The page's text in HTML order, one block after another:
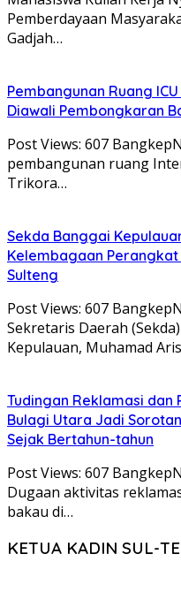
Pemberdayaan
Gadjah…
Pembangunan Ruang
Diawali Pembongkaran
Post Views: 607
pembangunan ruang
Trikora…
Sekda Banggai
Kelembagaan
Sulteng
Post Views: 607
Sekretaris Daerah
Kepulauan, Muhamad
Tudingan Reklamasi dan
Bulagi Utara Jadi
Sejak Bertahun-tahun
Post Views: 607
Dugaan aktivitas
bakau di…
KETUA KADIN SUL-